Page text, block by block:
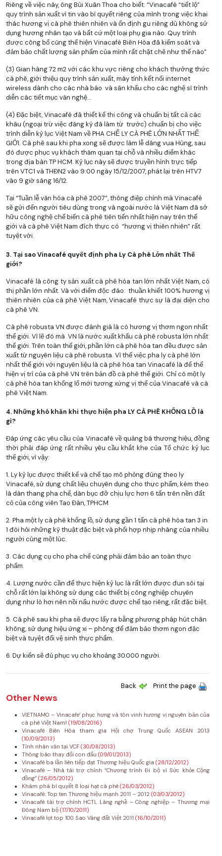
Riêng về việc này, ông Bùi Xuân Thoa cho biết: “Vinacafé “tiết lộ”
quy trình sản xuất vì tin vào bí quyết riêng của mình trong việc khai
thác hương vị cà phê thiên nhiên và ổn định gu riêng dù không sử
dụng hương nhân tạo và bất cứ một loại phụ gia nào. Quy trình
được công bố cũng thể hiện Vinacafé Biên Hòa đã kiểm soát và
đảm bảo chất lượng sản phẩm của mình rất chặt chẽ như thế nào”
(3) Gian hàng 72 m2 với các khu vực riêng cho khách thưởng thức
cà phê, giới thiệu quy trình sản xuất, máy tính kết nối internet
wireless dành cho các nhà báo và sân khấu cho các nghệ sĩ trình
diễn các tiết mục văn nghệ…
(4) Đặc biệt, Vinacafé đã thiết kế thi công và chuẩn bị tất cả các
khâu (ngoại trừ việc đăng ký đã làm từ trước) chuẩn bị cho việc
trình diễn kỷ lục Việt Nam về PHA CHẾ LY CÀ PHÊ LỚN NHẤT THẾ
GIỚI. Cà phê sau khi pha xong sẽ được làm lễ dâng vua Hùng, sau
đó được phục vụ khách thăm quan tại chỗ và nhiều điểm khác
trong địa bàn TP HCM. Kỷ lục này sẽ được truyền hình trực tiếp
trên VTC1 và THĐN2 vào 9:00 ngày 15/12/2007, phát lại trên HTV7
vào 9 giờ sáng 16/12.
Tại “Tuần lễ văn hóa cà phê 2007”, thông điệp chính mà Vinacafé
sẽ gửi đến người tiêu dùng trong và ngoài nước là Việt Nam đã sở
hữu công nghệ chế biến cà phê tiên tiến nhất hiện nay trên thế
giới và cà phê Việt Nam đích thực có “hương vị thiên nhiên” rất
tuyệt vời.
3. Tại sao Vinacafé quyết định pha Ly Cà phê Lớn nhất Thế
giới?
Vinacafé là công ty sản xuất cà phê hòa tan lớn nhất Việt Nam, có
thị phần lớn nhất. Và với điểm độc đáo: thuần khiết 100% hương vị
thiên nhiên của cà phê Việt Nam, Vinacafé thực sự là đại diện cho
cà phê VN.
Cà phê robusta VN được đánh giá là có hương vị thơm ngon nhất
thế giới. Vì lẽ đó mà VN là nước xuất khẩu cà phê robusta lớn nhất
thế giới. Trên toàn thế giới, phần lớn cà phê hòa tan đều được sản
xuất từ nguyên liệu cà phê robusta. Vì thế việc pha ly cà phê lớn
nhất thế giới với nguyên liệu là cà phê hòa tan Vinacafé là để thể
hiện vị trí của cà phê VN trên bản đồ cà phê thế giới. Chỉ có một ly
cà phê hòa tan khổng lổ mới tương xứng vị thế của Vinacafé và cà
phê Việt Nam.
4. Những khó khăn khi thực hiện pha LY CÀ PHÊ KHỔNG LỒ là
gì?
Đáp ứng các yêu cầu của Vinacafé về quảng bá thương hiệu, đồng
thời phải đáp ứng rất nhiều yêu cầu khắt khe của Tổ chức kỷ lục
thế giới, vì vậy:
1. Ly kỷ lục được thiết kế và chế tạo mô phỏng đúng theo ly
Vinacafé, sử dụng chất liệu chuyên dụng cho thực phẩm, kèm theo
là dàn thang pha chế, dàn bục đỡ chịu lực hơn 6 tấn trên nền đất
cỏ của công viên Tao Đàn, TPHCM
2. Pha một ly cà phê khổng lồ, sử dụng gần 1 tấn cà phê hòa tan 3 in
1 đòi hỏi những kỹ thuật đặc biệt và phối hợp nhịp nhàng của nhiều
người cùng một lúc.
3. Các dụng cụ cho pha chế cũng phải đảm bảo an toàn thực
phẩm.
4. Lượng nước cần để thực hiện kỷ lục là rất lớn được đun sôi tại
chỗ rất lớn lại không sử dụng các thiết bị công nghiệp chuyên
dụng như lò hơi nên nồi nấu nước được chế tạo riêng, rất đặc biệt.
5. Cà phê sau khi pha sẽ được lấy ra bằng phương pháp hút chân
không, sử dụng hiệu ứng xi – phông để đảm bảo thơm ngon đặc
biệt và tuyệt đối vệ sinh thực phẩm.
6. Dự kiến sẽ đủ phục vụ cho khoảng 30.000 người.
Back Print the page
Other News
VIETNAMO – Vinacafe’ phục hưng và tôn vinh hương vị nguyên bản của
cà phê Việt Nam! (19/08/2016)
Vinacafé Biên Hòa tham gia Hội chợ Trung Quốc ASEAN 2013
(10/09/2013)
Tính nhân văn tại VCF (30/08/2013)
Thông báo thay đổi con đấu (09/01/2013)
Vinacafé ba lần liên tiếp đạt Thương hiệu Quốc gia (28/12/2012)
Vinacafé – Nhà tài trợ chính “Chương trình Đi bộ vì Sức khỏe Cộng
đồng” (26/05/2012)
Khám phá bí quyết 8 loại hạt cà phê (26/03/2012)
Vinacafé: Top ten Thương hiệu mạnh 2011 – 2012 (03/03/2012)
Vinacafé tài trợ chính HCTL Làng nghề – Công nghiệp – Thương mại
Đông Nam bộ (17/10/2011)
Vinacafé lọt top 100 Sao Vàng đất Việt 2011 (16/10/2011)